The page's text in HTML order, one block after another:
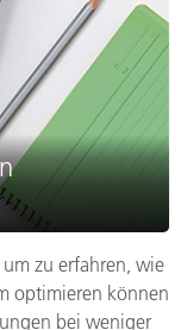
um zu erfahren, wie
optimieren können
bei weniger